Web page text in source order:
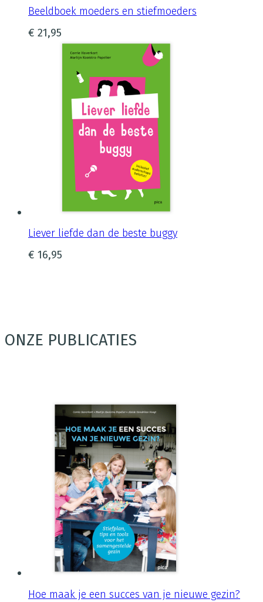
Beeldboek moeders en stiefmoeders
€ 21,95
Liever liefde dan de beste buggy
€ 16,95
ONZE PUBLICATIES
Hoe maak je een succes van je nieuwe gezin?